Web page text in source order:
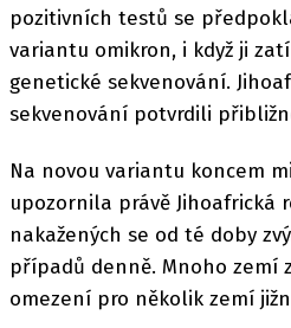
pozitivních testů se
variantu omikron, i když ji
genetické sekvenování.
sekvenování potvrdili
Na novou variantu koncem
upozornila právě Jihoafrická
nakažených se od té doby
případů denně. Mnoho zemí
omezení pro několik zemí